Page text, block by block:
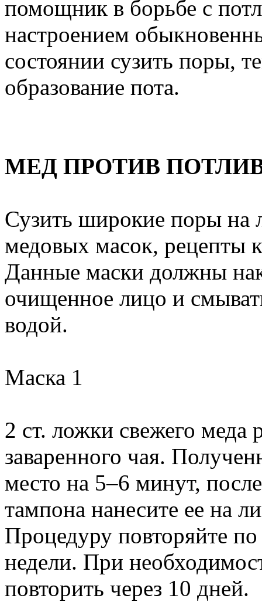
помощник в борьбе с
настроением
состоянии сузить поры,
образование пота.
МЕД ПРОТИВ
Сузить широкие поры на
медовых масок, рецепты
Данные маски должны
очищенное лицо и
водой.
Маска 1
2 ст. ложки свежего меда
заваренного чая.
место на 5–6 минут,
тампона нанесите ее на
Процедуру повторяйте
недели. При
повторить через 10 дней.